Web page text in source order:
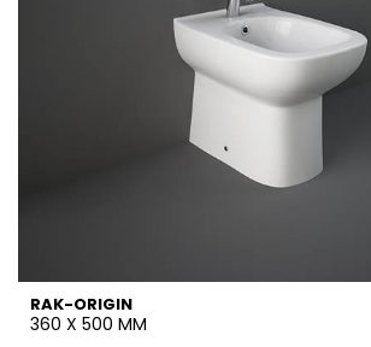
RAK-ORIGIN
360 X 500 MM